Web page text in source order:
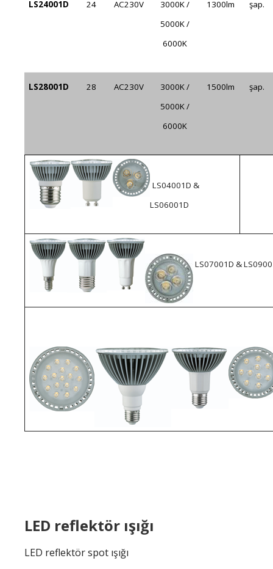
LS24001D 24 AC230V
3000K /
5000K /
6000K
1300lm şap.
LS28001D 28 AC230V
3000K /
5000K /
6000K
1500lm şap.
LS04001D &
LS06001D
LS07001D &
LED reflektör ışığı
LED reflektör spot ışığı